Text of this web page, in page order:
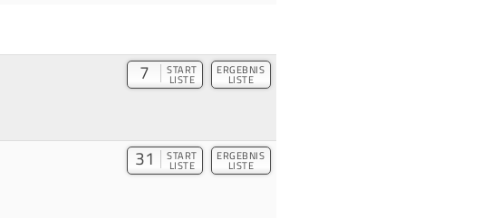
7 START
LISTE
ERGEBNIS
LISTE
31 START
LISTE
ERGEBNIS
LISTE